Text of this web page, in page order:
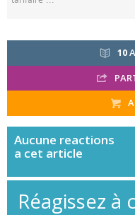
10
Aucune reactions
a cet article
Réagissez à